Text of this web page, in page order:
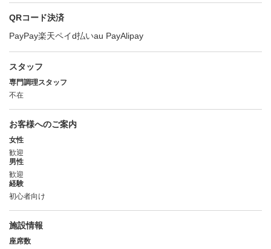
QRコード決済
PayPay楽天ペイd払いau PayAlipay
スタッフ
専門調理スタッフ
不在
お客様へのご案内
女性
歓迎
男性
歓迎
経験
初心者向け
施設情報
座席数